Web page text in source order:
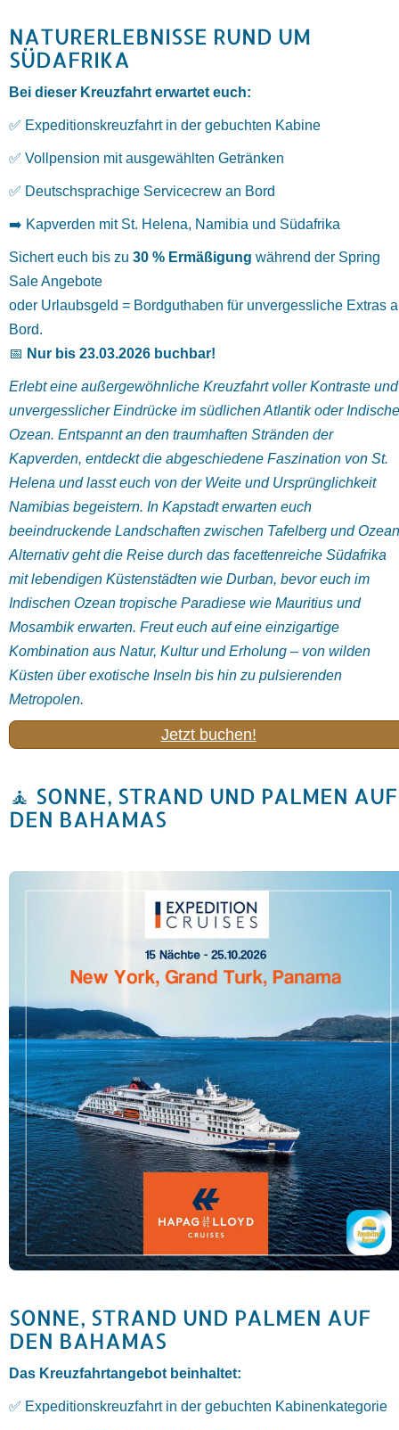
NATURERLEBNISSE RUND UM
SÜDAFRIKA
Bei dieser Kreuzfahrt erwartet euch:
✅ Expeditionskreuzfahrt in der gebuchten Kabine
✅ Vollpension mit ausgewählten Getränken
✅ Deutschsprachige Servicecrew an Bord
➡️ Kapverden mit St. Helena, Namibia und Südafrika
Sichert euch bis zu 30 % Ermäßigung während der Spring
Sale Angebote
oder Urlaubsgeld = Bordguthaben für unvergessliche Extras
Bord.
📅 Nur bis 23.03.2026 buchbar!
Erlebteine außergewöhnliche Kreuzfahrt vollerKontraste und
unvergesslicherEindrücke im südlichenAtlantik oder
Ozean. Entspanntan den traumhaften Stränden der
Kapverden, entdecktdie abgeschiedene Faszination von St.
Helena undlassteuch von der Weite und Ursprünglichkeit
Namibias begeistern. In Kapstadt erwarten euch
beeindruckende Landschaften zwischen Tafelberg und
Alternativgehtdie Reise durch das facettenreiche Südafrika
mitlebendigen Küstenstädten wie Durban, bevoreuch im
Indischen Ozean tropische Paradiese wie Mauritius und
Mosambik erwarten. Freuteuch aufeine einzigartige
Kombination aus Natur, KulturundErholung – von wilden
Küsten überexotische Inseln bis hin zu pulsierenden
Metropolen.
Jetzt buchen!
🧘 SONNE, STRAND UND PALMEN AUF
DEN BAHAMAS
SONNE, STRAND UND PALMEN AUF
DEN BAHAMAS
Das Kreuzfahrtangebot beinhaltet:
✅ Expeditionskreuzfahrt in der gebuchten Kabinenkategorie